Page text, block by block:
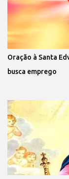
Oração à Santa
busca emprego